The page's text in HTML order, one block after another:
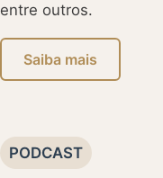
entre outros.
Saiba mais
PODCAST